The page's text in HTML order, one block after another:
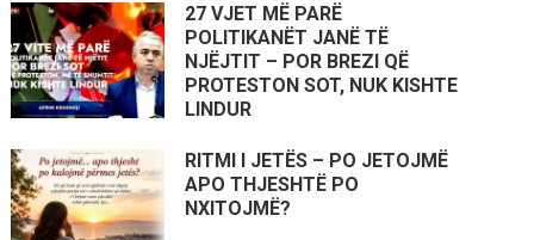
27 VJET MË PARË
POLITIKANËT JANË TË
NJËJTIT – POR BREZI QË
PROTESTON SOT, NUK KISHTE
LINDUR
RITMI I JETËS – PO JETOJMË
APO THJESHTË PO
NXITOJMË?